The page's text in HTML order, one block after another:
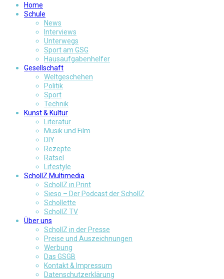
Home
Schule
News
Interviews
Unterwegs
Sport am GSG
Hausaufgabenhelfer
Gesellschaft
Weltgeschehen
Politik
Sport
Technik
Kunst & Kultur
Literatur
Musik und Film
DIY
Rezepte
Rätsel
Lifestyle
SchollZ Multimedia
SchollZ in Print
Sieso – Der Podcast der SchollZ
Schollette
SchollZ TV
Über uns
SchollZ in der Presse
Preise und Auszeichnungen
Werbung
Das GSGB
Kontakt & Impressum
Datenschutzerklärung